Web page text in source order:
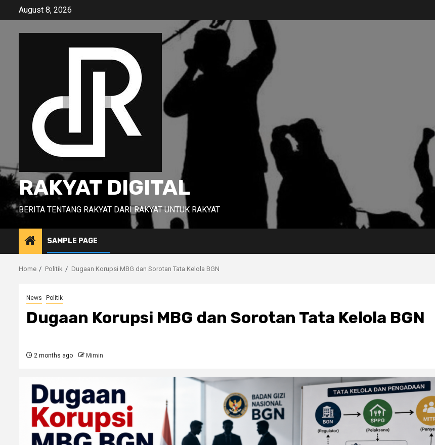
August 8, 2026
RAKYAT DIGITAL
BERITA TENTANG RAKYAT DARI RAKYAT UNTUK RAKYAT
SAMPLE PAGE
Home Politik Dugaan Korupsi MBG dan Sorotan Tata Kelola BGN
News Politik
Dugaan Korupsi MBG dan Sorotan Tata Kelola BGN
2 months ago Mimin